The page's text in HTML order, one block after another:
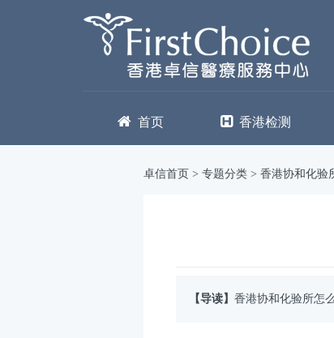
首页 香港检测
卓信首页 > 专题分类 > 香港协和化验
【导读】 香港协和化验所怎